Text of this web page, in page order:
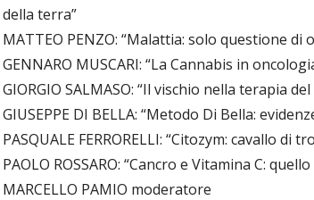
della terra”
MATTEO PENZO: “Malattia: solo questione di
GENNARO MUSCARI: “La Cannabis in
GIORGIO SALMASO: “Il vischio nella terapia
GIUSEPPE DI BELLA: “Metodo Di Bella:
PASQUALE FERRORELLI: “Citozym: cavallo di
PAOLO ROSSARO: “Cancro e Vitamina C:
MARCELLO PAMIO moderatore